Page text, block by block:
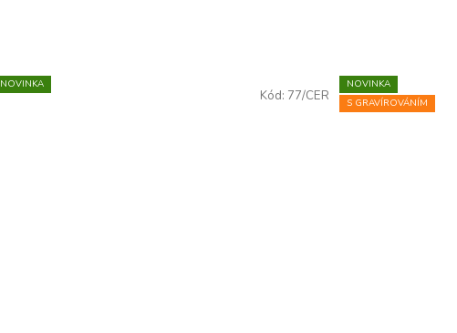
NOVINKA
Kód: 77/CER
NOVINKA
S GRAVÍROVÁNÍM